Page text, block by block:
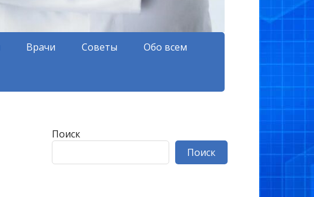
Врачи Советы Обо всем
Поиск
Поиск